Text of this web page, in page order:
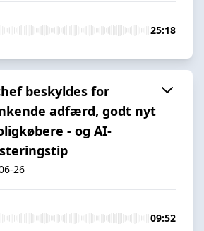
25:18
beskyldes for
adfærd, godt nyt
- og AI-
26
09:52